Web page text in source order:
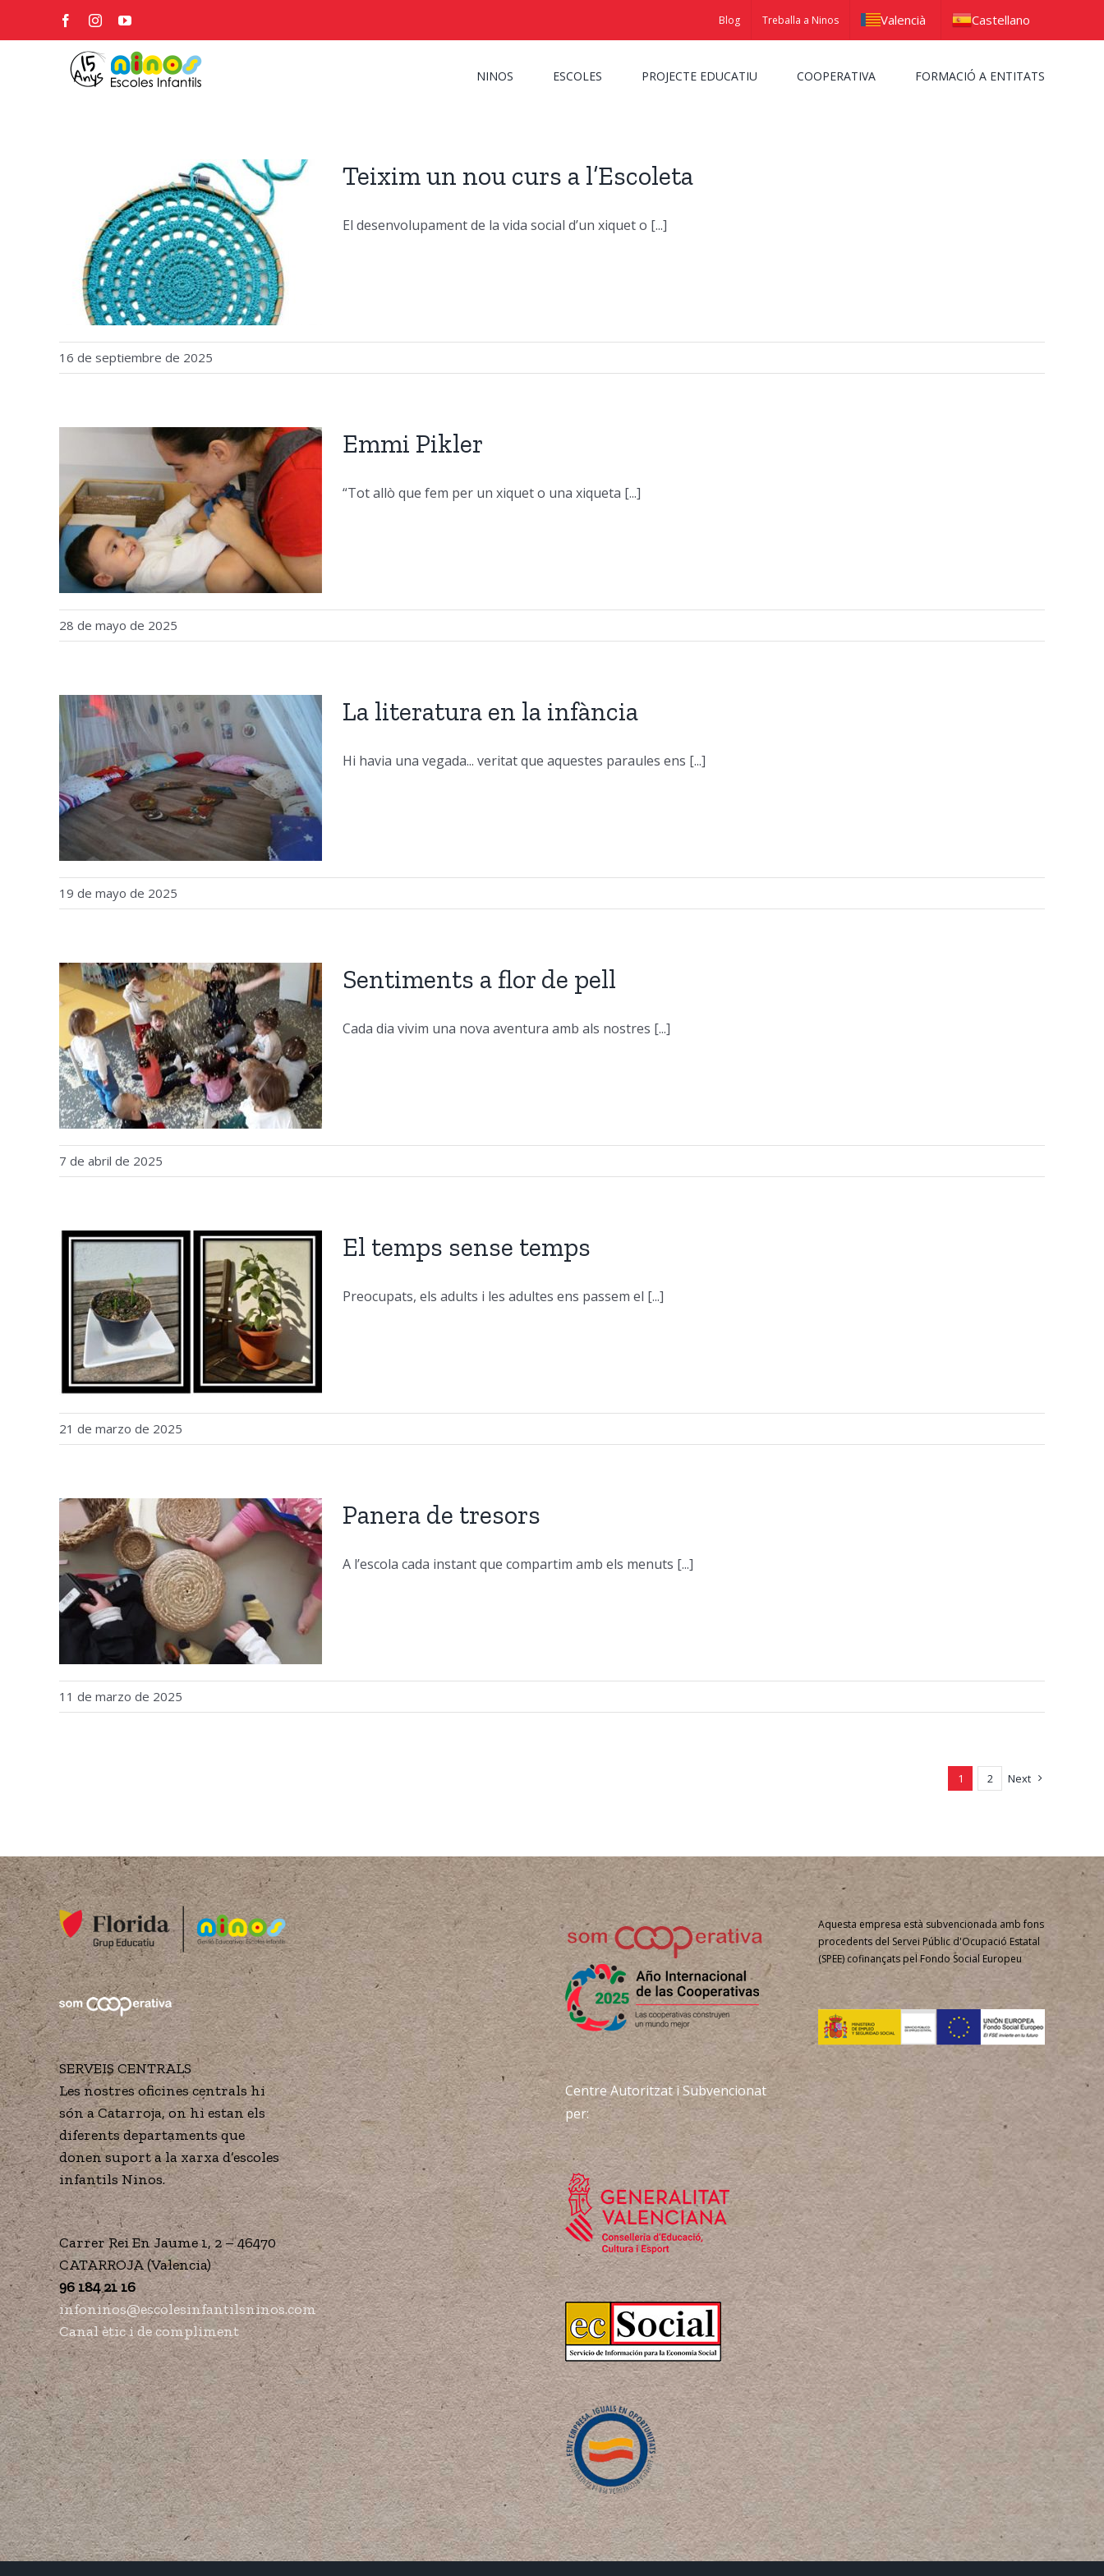
FacebookInstagramYouTube Blog Treballa a Ninos Valencià Castellano
NINOS ESCOLES PROJECTE EDUCATIU COOPERATIVA FORMACIÓ A ENTITATS
Teixim un nou curs a l’Escoleta
El desenvolupament de la vida social d’un xiquet o [...]
16 de septiembre de 2025
Emmi Pikler
“Tot allò que fem per un xiquet o una xiqueta [...]
28 de mayo de 2025
La literatura en la infància
Hi havia una vegada... veritat que aquestes paraules ens [...]
19 de mayo de 2025
Sentiments a flor de pell
Cada dia vivim una nova aventura amb als nostres [...]
7 de abril de 2025
El temps sense temps
Preocupats, els adults i les adultes ens passem el [...]
21 de marzo de 2025
Panera de tresors
A l’escola cada instant que compartim amb els menuts [...]
11 de marzo de 2025
1 2 Next
SERVEIS CENTRALS
Les nostres oficines centrals hi
són a Catarroja, on hi estan els
diferents departaments que
donen suport a la xarxa d’escoles
infantils Ninos.
Carrer Rei En Jaume 1, 2 – 46470
CATARROJA (Valencia)
96 184 21 16
infoninos@escolesinfantilsninos.com
Canal ètic i de compliment
Centre Autoritzat i Subvencionat
per:
Aquesta empresa està subvencionada amb fons
procedents del Servei Públic d'Ocupació Estatal
(SPEE) cofinançats pel Fondo Social Europeu